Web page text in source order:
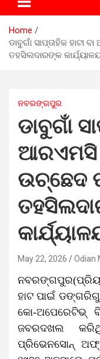
Home
ଡାବୁଗାଁ ସାପ୍ତାହିକ
ତହସିଲଦାରଙ୍କ
ନବରଙ୍ଗପୁର
ଡାବୁଗାଁ
ଆରଏମସି
ଉଚ୍ଛେଦ
May 22, 2026 Odian
ହାଟ ପାଇଁ
କୋ-ଅପେରେଟିଭ୍
ଜବରଦଖଲ
ପ୍ରିଭେନସୋନ୍